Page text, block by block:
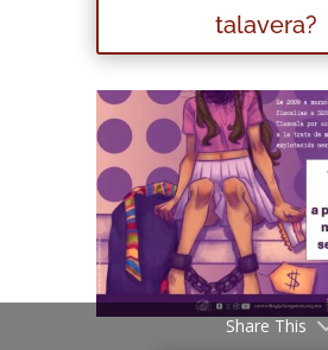
talavera?
Share This